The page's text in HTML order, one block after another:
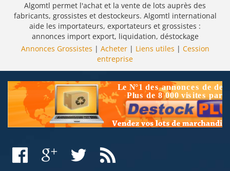
Algomtl permet l'achat et la vente de lots auprès des
fabricants, grossistes et destockeurs. Algomtl international
aide les importateurs, exportateurs et grossistes :
annonces import export, liquidation, déstockage
Annonces Grossistes | Acheter| Liens utiles | Cession
entreprise